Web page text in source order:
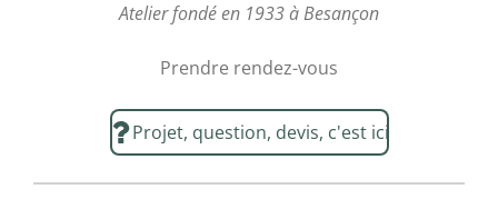
Atelier fondé en 1933 à Besançon
Prendre rendez-vous
Projet, question, devis, c'est ici